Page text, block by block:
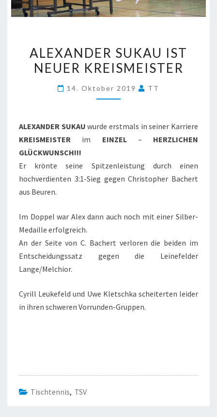
SUKAU
IST
KREISMEISTER
ALEXANDER SUKAU IST
NEUER KREISMEISTER
14. Oktober 2019 TT
ALEXANDER SUKAU wurde erstmals in seiner Karriere
KREISMEISTER im EINZEL– HERZLICHEN
GLÜCKWUNSCH!!!
Er krönte seine Spitzenleistung durch einen
hochverdienten 3:1-Sieg gegen Christopher Bachert
aus Beuren.
Im Doppel war Alex dann auch noch mit einer Silber-
Medaille erfolgreich.
An der Seite von C. Bachert verloren die beiden im
Entscheidungssatz gegen die Leinefelder
Lange/Melchior.
Cyrill Leukefeld und Uwe Kletschka scheiterten leider
in ihren schweren Vorrunden-Gruppen.
Tischtennis, TSV